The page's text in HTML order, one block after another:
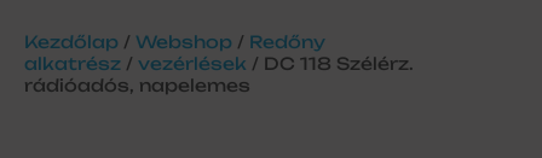
Kezdőlap / Webshop / Redőny
alkatrész / vezérlések / DC 118 Szélérz.
rádióadós, napelemes